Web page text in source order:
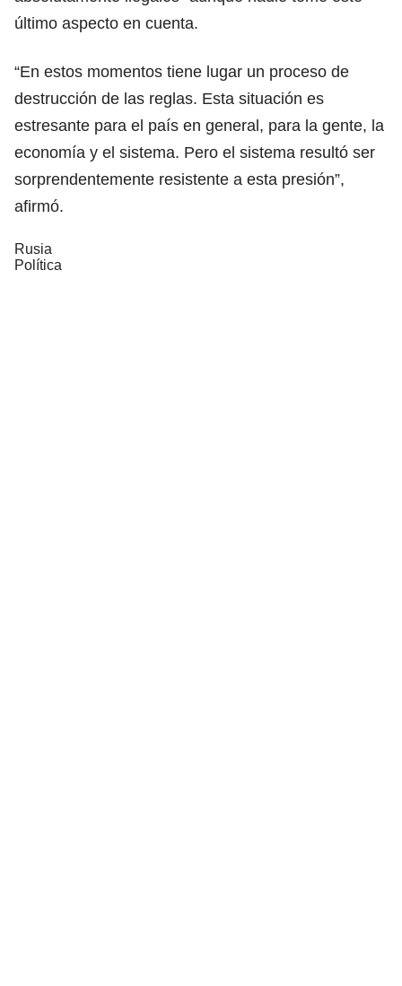
último aspecto en cuenta.
“En estos momentos tiene lugar un proceso de
destrucción de las reglas. Esta situación es
estresante para el país en general, para la gente, la
economía y el sistema. Pero el sistema resultó ser
sorprendentemente resistente a esta presión”,
afirmó.
Rusia
Política